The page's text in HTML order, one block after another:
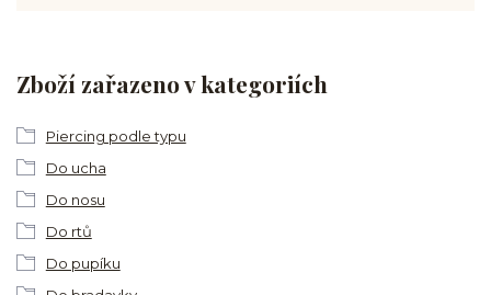
Zboží zařazeno v kategoriích
Piercing podle typu
Do ucha
Do nosu
Do rtů
Do pupíku